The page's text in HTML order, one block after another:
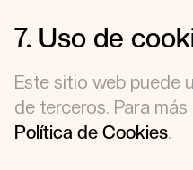
7. Uso de
Este sitio web puede
de terceros. Para
Política de Cookies.